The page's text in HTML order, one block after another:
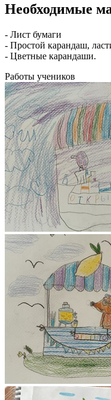
Необходимые
- Лист бумаги
- Простой карандаш,
- Цветные карандаши.
Работы учеников